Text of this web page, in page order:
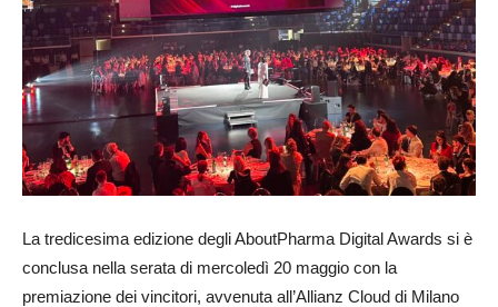
La tredicesima edizione degli AboutPharma Digital Awards si è
conclusa nella serata di mercoledì 20 maggio con la
premiazione dei vincitori, avvenuta all’Allianz Cloud di Milano